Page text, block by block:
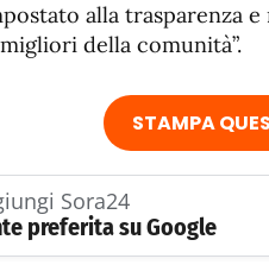
alla trasparenza e
della comunità”.
STAMPA
Sora24
preferita su Google